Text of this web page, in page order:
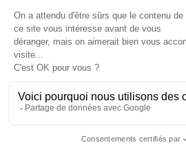
2 808,94 € TTC
VISIOPHONE &
LUMINAIRES &